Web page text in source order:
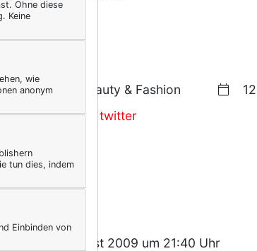
Tweet
3 Beauty & Fashion
,texterella twitter
12. August 2009 um 21:40 Uhr
Ohne diese
Keine
wie
anonym
tun dies, indem
Einbinden von